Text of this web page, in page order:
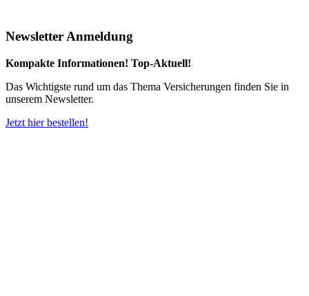
Newsletter Anmeldung
Kompakte Informationen! Top-Aktuell!
Das Wichtigste rund um das Thema Versicherungen finden Sie in
unserem Newsletter.
Jetzt hier bestellen!